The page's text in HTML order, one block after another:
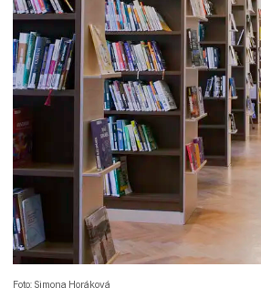
Foto: Simona Horáková